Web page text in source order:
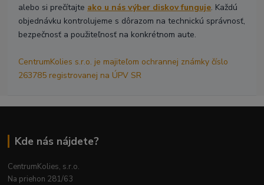
alebo si prečítajte ako u nás výber diskov funguje. Každú
objednávku kontrolujeme s dôrazom na technickú správnosť,
bezpečnosť a použiteľnosť na konkrétnom aute.
CentrumKolies s.r.o. je majiteľom ochrannej známky číslo
263785 registrovanej na ÚPV SR
Kde nás nájdete?
CentrumKolies, s.r.o.
Na priehon 281/63